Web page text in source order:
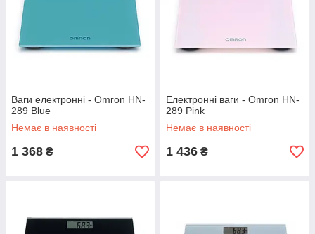
Ваги електронні - Omron HN-
289 Blue
Немає в наявності
1 368 ₴
Електронні ваги - Omron HN-
289 Pink
Немає в наявності
1 436 ₴